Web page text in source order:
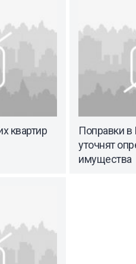
квартир
Поправки в
уточнят
имущества